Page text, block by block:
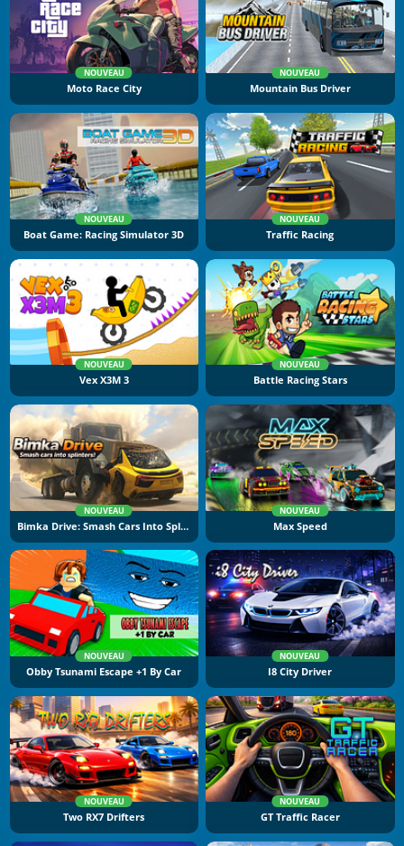
NOUVEAU
Moto Race City
NOUVEAU
Mountain Bus Driver
NOUVEAU
Boat Game: Racing Simulator 3D
NOUVEAU
Traffic Racing
NOUVEAU
Vex X3M 3
NOUVEAU
Battle Racing Stars
NOUVEAU
Bimka Drive: Smash Cars Into Splinters
NOUVEAU
Max Speed
NOUVEAU
Obby Tsunami Escape +1 By Car
NOUVEAU
I8 City Driver
NOUVEAU
Two RX7 Drifters
NOUVEAU
GT Traffic Racer